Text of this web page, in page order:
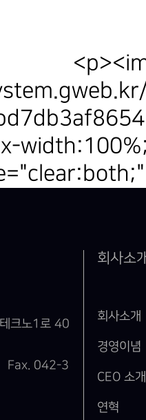
크노1로 40
Fax. 042-3
회사소
회사소개
경영이념
CEO 소개
연혁